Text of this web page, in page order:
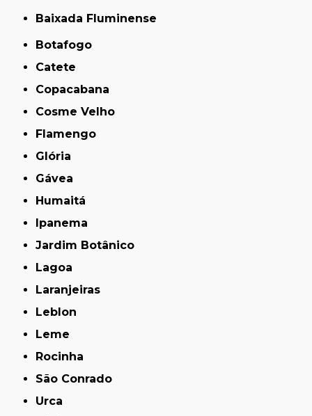
Baixada Fluminense
Botafogo
Catete
Copacabana
Cosme Velho
Flamengo
Glória
Gávea
Humaitá
Ipanema
Jardim Botânico
Lagoa
Laranjeiras
Leblon
Leme
Rocinha
São Conrado
Urca